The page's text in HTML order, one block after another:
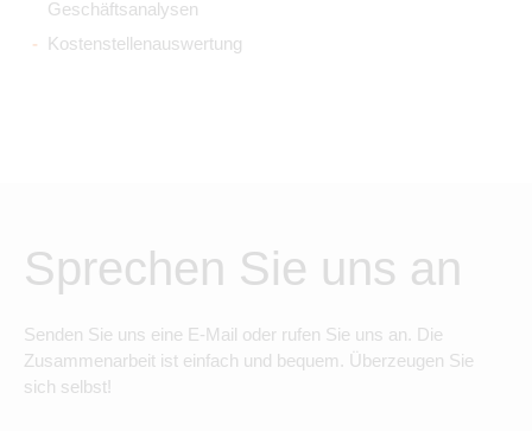
Geschäftsanalysen
Kostenstellenauswertung
Sprechen Sie uns an
Senden Sie uns eine E-Mail oder rufen Sie uns an. Die
Zusammenarbeit ist einfach und bequem. Überzeugen Sie
sich selbst!